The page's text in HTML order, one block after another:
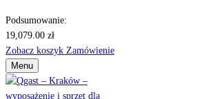
Podsumowanie:
19,079.00 zł
Zobacz koszyk Zamówienie
Menu